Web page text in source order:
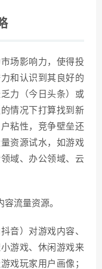
场影响力，使得投
和认识到其良好的
力（今日头条）或
情况下打算找到新
粘性，竞争壁垒还
资源试水，如游戏
域、办公领域、云
流量资源。
音）对游戏内容、
游戏、休闲游戏来
戏玩家用户画像；